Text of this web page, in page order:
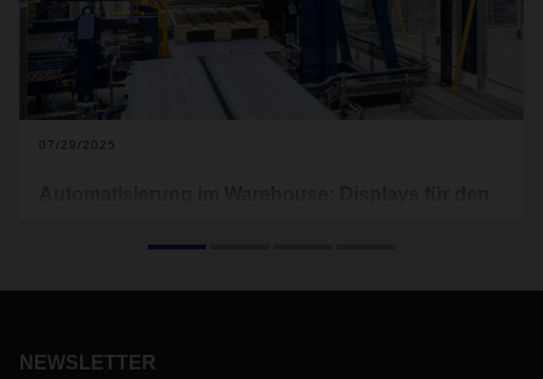
07/29/2025
teilautomatisierte Displayfertigungsanlage einen neuen
kundenindividuelle Verkaufsdisplays zusammengestellt –
NEWSLETTER